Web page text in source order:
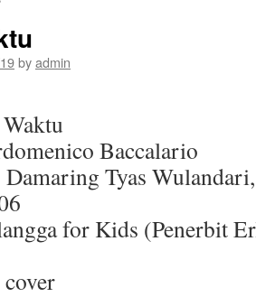
byadmin
Baccalario
Damaring Tyas
for Kids (Penerbit